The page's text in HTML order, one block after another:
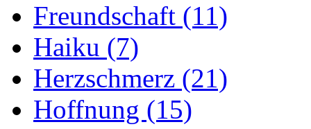
Freundschaft (11)
Haiku (7)
Herzschmerz (21)
Hoffnung (15)